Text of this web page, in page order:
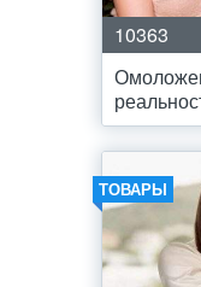
10363
ТОВАРЫ